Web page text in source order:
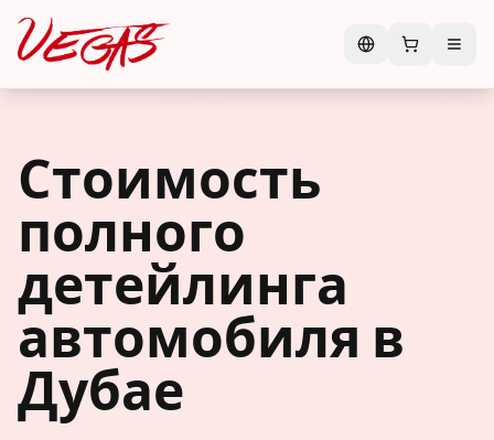
Стоимость
полного
детейлинга
автомобиля в
Дубае